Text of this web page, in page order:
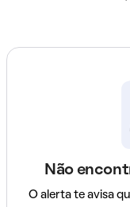
Não
O alerta te avisa